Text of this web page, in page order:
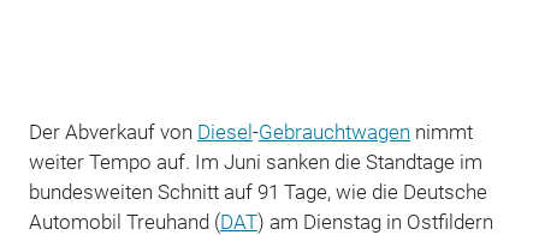
Der Abverkauf von Diesel-Gebrauchtwagen nimmt
weiter Tempo auf. Im Juni sanken die Standtage im
bundesweiten Schnitt auf 91 Tage, wie die Deutsche
Automobil Treuhand (DAT) am Dienstag in Ostfildern